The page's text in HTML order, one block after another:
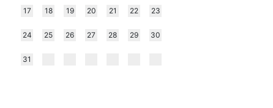
17 18 19 20 21 22 23
24 25 26 27 28 29 30
31